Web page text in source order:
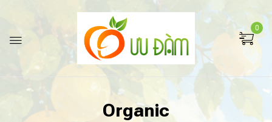
0
Organic